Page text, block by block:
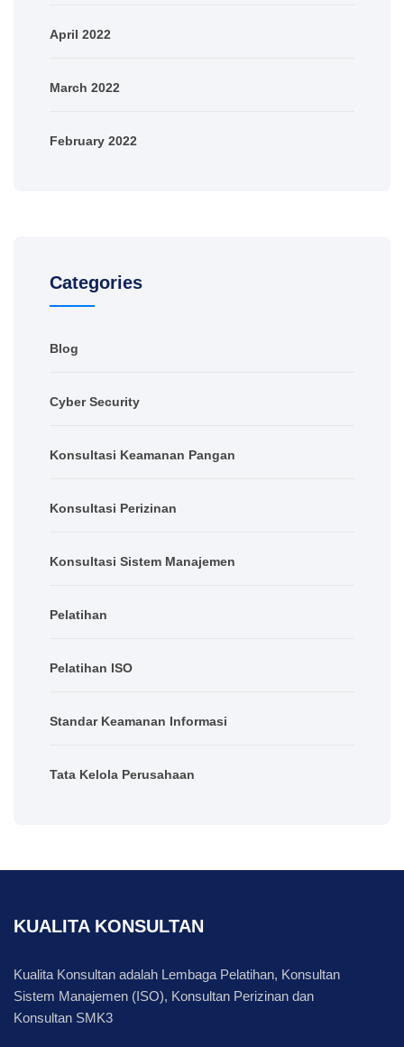
April 2022
March 2022
February 2022
Categories
Blog
Cyber Security
Konsultasi Keamanan Pangan
Konsultasi Perizinan
Konsultasi Sistem Manajemen
Pelatihan
Pelatihan ISO
Standar Keamanan Informasi
Tata Kelola Perusahaan
KUALITA KONSULTAN
Kualita Konsultan adalah Lembaga Pelatihan, Konsultan
Sistem Manajemen (ISO), Konsultan Perizinan dan
Konsultan SMK3